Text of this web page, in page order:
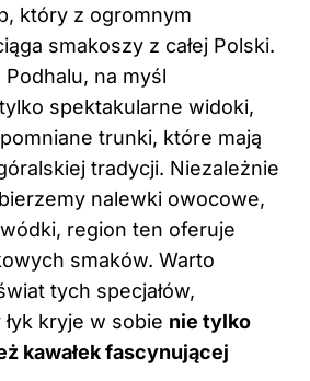
który z ogromnym
smakoszy z całej Polski.
na myśl
spektakularne widoki,
trunki, które mają
tradycji. Niezależnie
nalewki owocowe,
region ten oferuje
smaków. Warto
tych specjałów,
kryje w sobie nie tylko
kawałek fascynującej